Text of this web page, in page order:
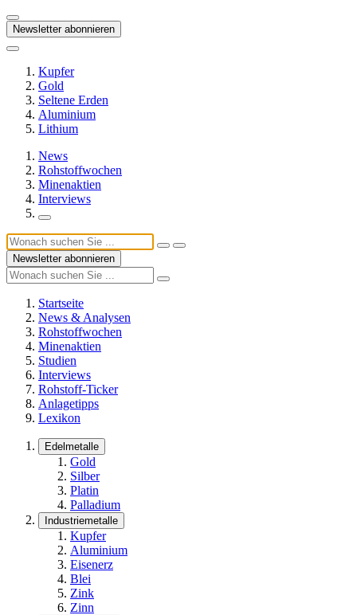
Newsletter abonnieren
Kupfer
Gold
Seltene Erden
Aluminium
Lithium
News
Rohstoffwochen
Minenaktien
Interviews
Newsletter abonnieren
Startseite
News & Analysen
Rohstoffwochen
Minenaktien
Studien
Interviews
Rohstoff-Ticker
Anlagetipps
Lexikon
Edelmetalle
Gold
Silber
Platin
Palladium
Industriemetalle
Kupfer
Aluminium
Eisenerz
Blei
Zink
Zinn